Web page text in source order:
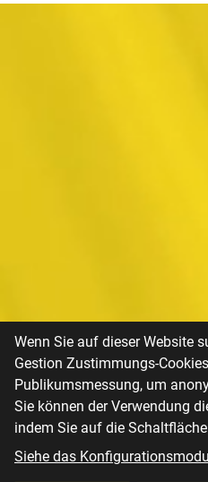
Wenn Sie auf dieser Website
Gestion Zustimmungs-
Publikumsmessung, um
Sie können der Verwendung
indem Sie auf die
Siehe das